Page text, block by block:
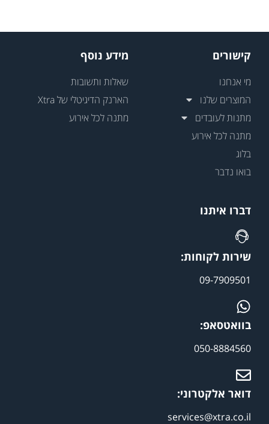
קישורים
מי אנחנו
המוצרים שלנו
מתנות לעובדים
מתנה לכל אירוע
בלוג
בואו נדבר
מידע נוסף
שאלות ותשובות
הארנק הדיגיטלי של Xtra
מתנה לכל אירוע
דברו איתנו
שירות לקוחות:
09-7909501
בוואטסאפ:
050-8884560
דואר אלקטרוני:
services@xtra.co.il